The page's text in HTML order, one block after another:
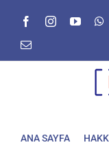
FacebookInstagram
E-
ANA SAYFA